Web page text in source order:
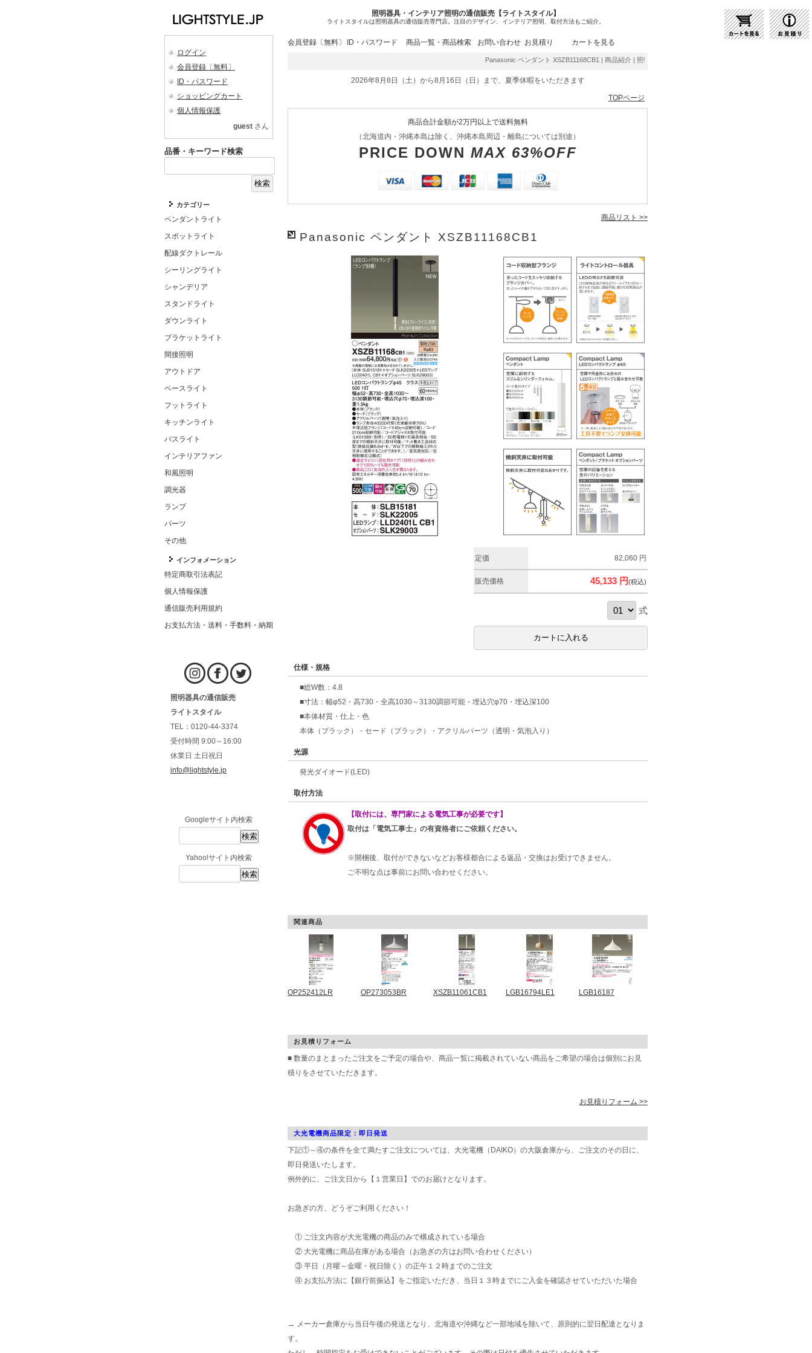
照明器具・インテリア照明の通信販売【ライトスタイル】
ライトスタイルは照明器具の通信販売専門店。注目のデザイン、インテリア照明、取付方法もご紹介。
ログイン
会員登録〔無料〕
ID・パスワード
ショッピングカート
個人情報保護
guest さん
品番・キーワード検索
カテゴリー
ペンダントライト
スポットライト
配線ダクトレール
シーリングライト
シャンデリア
スタンドライト
ダウンライト
ブラケットライト
間接照明
アウトドア
ベースライト
フットライト
キッチンライト
バスライト
インテリアファン
和風照明
調光器
ランプ
パーツ
その他
インフォメーション
特定商取引法表記
個人情報保護
通信販売利用規約
お支払方法・送料・手数料・納期
照明器具の通信販売
ライトスタイル
TEL：0120-44-3374
受付時間 9:00～16:00
休業日 土日祝日
info@lightstyle.jp
Googleサイト内検索
Yahoo!サイト内検索
会員登録〔無料〕 ID・パスワード 商品一覧・商品検索 お問い合わせ お見積り カートを見る
Panasonic ペンダント XSZB11168CB1 | 商品紹介 | 照明器具の通販・インテリア照明の通信販売【ライトスタイル
2026年8月8日（土）から8月16日（日）まで、夏季休暇をいただきます
TOPページ
商品合計金額が2万円以上で送料無料
（北海道内・沖縄本島は除く、沖縄本島周辺・離島については別途）
PRICE DOWN MAX 63%OFF
商品リスト >>
Panasonic ペンダント XSZB11168CB1
定価 82,060 円
販売価格 45,133 円(税込)
式
仕様・規格
■総W数：4.8
■寸法：幅φ52・高730・全高1030～3130調節可能・埋込穴φ70・埋込深100
■本体材質・仕上・色
本体（ブラック）・セード（ブラック）・アクリルパーツ（透明・気泡入り）
光源
発光ダイオード(LED)
取付方法
【取付には、専門家による電気工事が必要です】
取付は「電気工事士」の有資格者にご依頼ください。
※開梱後、取付ができないなどお客様都合による返品・交換はお受けできません。
ご不明な点は事前にお問い合わせください。
関連商品
OP252412LR OP273053BR XSZB11061CB1 LGB16794LE1 LGB16187
お見積りフォーム
■ 数量のまとまったご注文をご予定の場合や、商品一覧に掲載されていない商品をご希望の場合は個別にお見
積りをさせていただきます。
お見積りフォーム >>
大光電機商品限定：即日発送
下記①～④の条件を全て満たすご注文については、大光電機（DAIKO）の大阪倉庫から、ご注文のその日に、
即日発送いたします。
例外的に、ご注文日から【１営業日】でのお届けとなります。
お急ぎの方、どうぞご利用ください！
① ご注文内容が大光電機の商品のみで構成されている場合
② 大光電機に商品在庫がある場合（お急ぎの方はお問い合わせください）
③ 平日（月曜～金曜・祝日除く）の正午１２時までのご注文
④ お支払方法に【銀行前振込】をご指定いただき、当日１３時までにご入金を確認させていただいた場合
→ メーカー倉庫から当日午後の発送となり、北海道や沖縄など一部地域を除いて、原則的に翌日配達となりま
す。